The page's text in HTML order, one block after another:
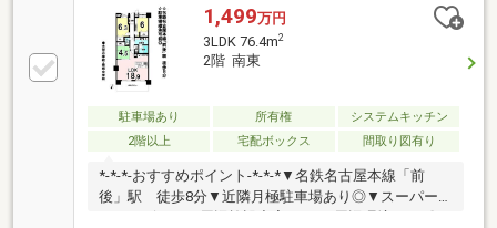
グやくつろぎのスペースに最適です♪・各居室に豊富
な収納スペースあり・キッチンカウンターで家族との
会話がスムーズに！LDK一体で会話が弾み家事導線良
好です♪・広々としたユニットバス、バス・トイレ別
で朝の身支度や入浴準備に安心です・日常の買物や飲
食、医療施設が揃う生活利便性が魅力、教育施設や公
園も整い子育てに安心して暮らせます♪・大宮小学
1,499万円
3LDK 76.4m2
2階 南東
駐車場あり 所有権
システムキッチン
2階以上
宅配ボックス 間取り図有り
*-*-*-おすすめポイント-*-*-*▼名鉄名古屋本線「前
後」駅 徒歩8分▼近隣月極駐車場あり◎▼スーパー
やコンビニなど周辺施設充実！*-*-*-周辺環境-*-*-*〇